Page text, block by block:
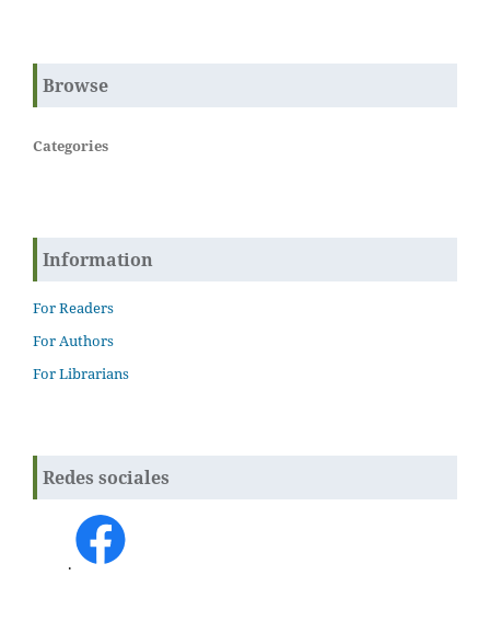
Browse
Categories
Information
For Readers
For Authors
For Librarians
Redes sociales
.